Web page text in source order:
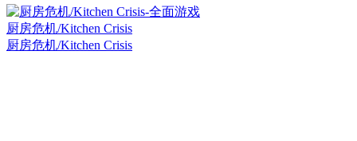
厨房危机/Kitchen Crisis
厨房危机/Kitchen Crisis